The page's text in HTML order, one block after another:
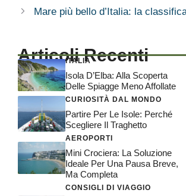
Mare più bello d’Italia: la
Articoli Recenti
ITALIA
Isola D’Elba: Alla Scoperta
Delle Spiagge Meno Affollate
CURIOSITÀ DAL MONDO
Partire Per Le Isole: Perché
Scegliere Il Traghetto
AEROPORTI
Mini Crociera: La Soluzione
Ideale Per Una Pausa Breve,
Ma Completa
CONSIGLI DI VIAGGIO